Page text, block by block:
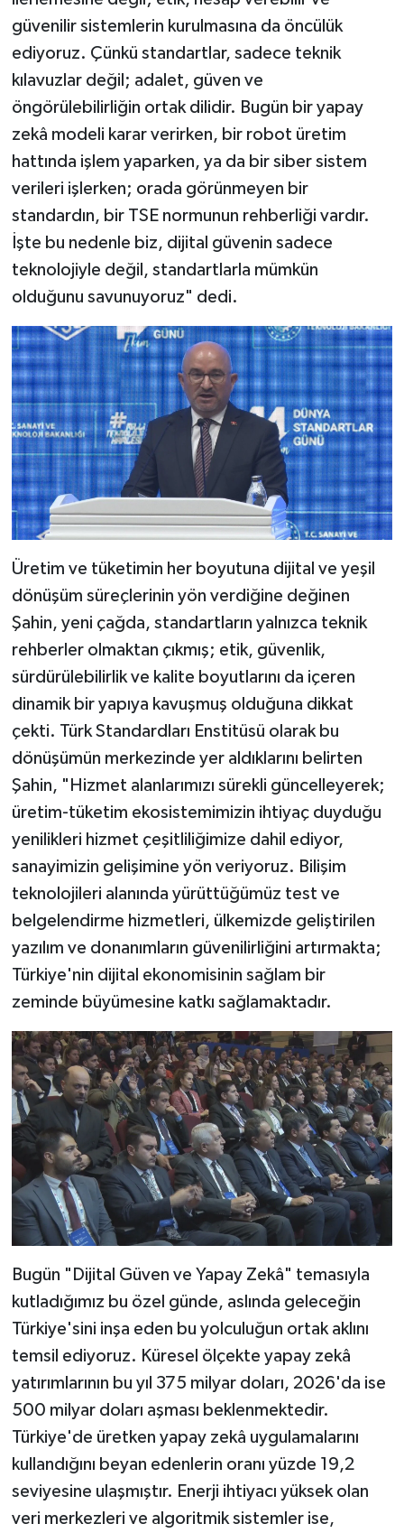
güvenilir sistemlerin kurulmasına da öncülük
ediyoruz. Çünkü standartlar, sadece teknik
kılavuzlar değil; adalet, güven ve
öngörülebilirliğin ortak dilidir. Bugün bir yapay
zekâ modeli karar verirken, bir robot üretim
hattında işlem yaparken, ya da bir siber sistem
verileri işlerken; orada görünmeyen bir
standardın, bir TSE normunun rehberliği vardır.
İşte bu nedenle biz, dijital güvenin sadece
teknolojiyle değil, standartlarla mümkün
olduğunu savunuyoruz" dedi.
Üretim ve tüketimin her boyutuna dijital ve yeşil
dönüşüm süreçlerinin yön verdiğine değinen
Şahin, yeni çağda, standartların yalnızca teknik
rehberler olmaktan çıkmış; etik, güvenlik,
sürdürülebilirlik ve kalite boyutlarını da içeren
dinamik bir yapıya kavuşmuş olduğuna dikkat
çekti. Türk Standardları Enstitüsü olarak bu
dönüşümün merkezinde yer aldıklarını belirten
Şahin, "Hizmet alanlarımızı sürekli güncelleyerek;
üretim-tüketim ekosistemimizin ihtiyaç duyduğu
yenilikleri hizmet çeşitliliğimize dahil ediyor,
sanayimizin gelişimine yön veriyoruz. Bilişim
teknolojileri alanında yürüttüğümüz test ve
belgelendirme hizmetleri, ülkemizde geliştirilen
yazılım ve donanımların güvenilirliğini artırmakta;
Türkiye'nin dijital ekonomisinin sağlam bir
zeminde büyümesine katkı sağlamaktadır.
Bugün "Dijital Güven ve Yapay Zekâ" temasıyla
kutladığımız bu özel günde, aslında geleceğin
Türkiye'sini inşa eden bu yolculuğun ortak aklını
temsil ediyoruz. Küresel ölçekte yapay zekâ
yatırımlarının bu yıl 375 milyar doları, 2026'da ise
500 milyar doları aşması beklenmektedir.
Türkiye'de üretken yapay zekâ uygulamalarını
kullandığını beyan edenlerin oranı yüzde 19,2
seviyesine ulaşmıştır. Enerji ihtiyacı yüksek olan
veri merkezleri ve algoritmik sistemler ise,